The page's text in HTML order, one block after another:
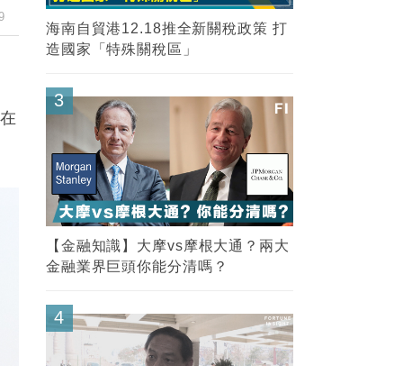
海南自貿港12.18推全新關稅政策 打
造國家「特殊關稅區」
3
【金融知識】大摩vs摩根大通？兩大
金融業界巨頭你能分清嗎？
4